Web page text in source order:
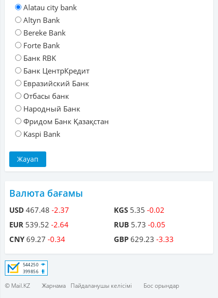
Alatau city bank
Altyn Bank
Bereke Bank
Forte Bank
Банк RBK
Банк ЦентрКредит
Евразийский Банк
Отбасы банк
Народный Банк
Фридом Банк Қазақстан
Kaspi Bank
Валюта бағамы
USD 467.48 -2.37
EUR 539.52 -2.64
CNY69.27 -0.34
KGS 5.35 -0.02
RUB 5.73 -0.05
GBP 629.23 -3.33
© Mail.KZ Жарнама Пайдаланушы келісімі Бос орындар